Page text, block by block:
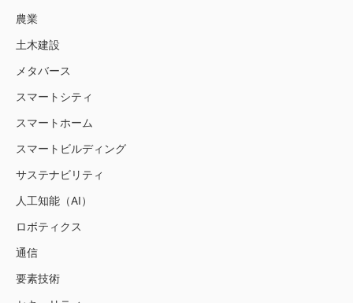
農業
土木建設
メタバース
スマートシティ
スマートホーム
スマートビルディング
サステナビリティ
人工知能（AI）
ロボティクス
通信
要素技術